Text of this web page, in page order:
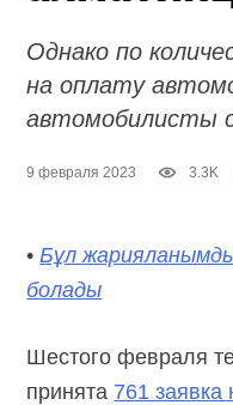
Однако по
на оплату
автомобилисты
9 февраля 2023 3.3K
•Бұл жарияланымды
болады
Шестого февраля
принята 761 заявка